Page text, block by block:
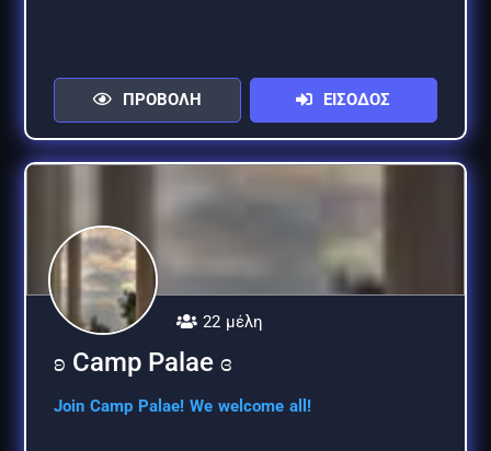
ΠΡΟΒΟΛΗ ΕΙΣΟΔΟΣ
22 μέλη
ʚ Camp Palae ɞ
Join Camp Palae! We welcome all!